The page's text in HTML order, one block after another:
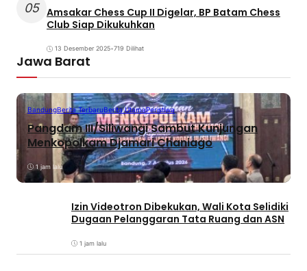
05 Amsakar Chess Cup II Digelar, BP Batam Chess
Club Siap Dikukuhkan
13 Desember 2025•719 Dilihat
Jawa Barat
BandungBerita TerbaruBerita UtamaPeristiwa
Pangdam III/Siliwangi Sambut Kunjungan
Menkopolkam Djamari Chaniago
1 jam lalu
Izin Videotron Dibekukan, Wali Kota Selidiki
Dugaan Pelanggaran Tata Ruang dan ASN
1 jam lalu